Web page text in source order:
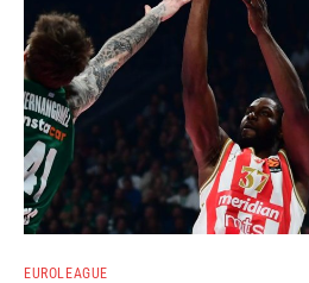
EUROLEAGUE